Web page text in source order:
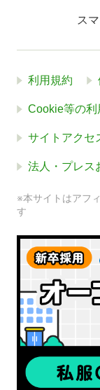
ス
利用規約
Cookie等の利
サイトアクセ
法人・プレス
※本サイトはアフ
す